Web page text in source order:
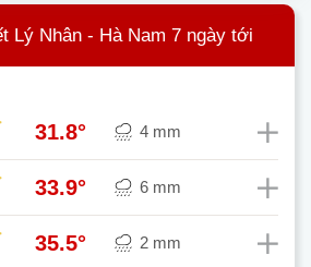
Lý Nhân - Hà Nam 7 ngày tới
31.8° 4 mm
33.9° 6 mm
35.5° 2 mm